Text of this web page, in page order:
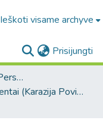
Ieškoti visame archyve
Prisijungti
5.2. Asmenų rinkiniai / Personal collections
Pergamentai (Karazija Povilas. F264)